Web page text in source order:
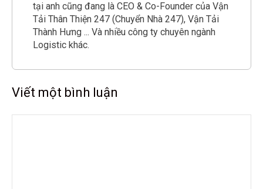
tại anh cũng đang là CEO & Co-Founder của Vận
Tải Thân Thiện 247 (Chuyển Nhà 247), Vận Tải
Thành Hưng ... Và nhiều công ty chuyên ngành
Logistic khác.
Viết một bình luận